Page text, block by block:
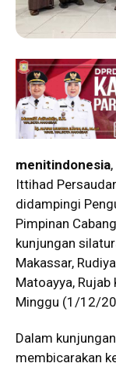
menitindonesia
Ittihad
didampingi
Pimpinan
kunjungan
Makassar,
Matoayya, Rujab
Minggu (1/12/
Dalam
membicarakan